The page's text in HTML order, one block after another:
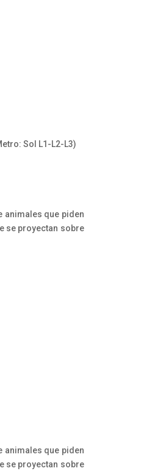
Sol L1-L2-L3)
animales que piden
se proyectan sobre
animales que piden
se proyectan sobre